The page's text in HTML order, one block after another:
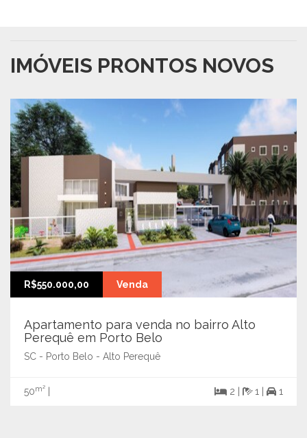
IMÓVEIS PRONTOS NOVOS
R$550.000,00 Venda
Apartamento para venda no bairro Alto
Perequê em Porto Belo
SC - Porto Belo - Alto Perequê
50m² 2 | 1 | 1